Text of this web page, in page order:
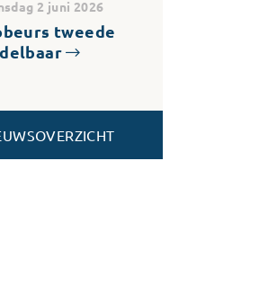
2 juni 2026
tweede